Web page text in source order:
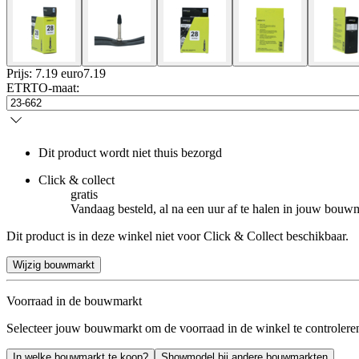
Prijs: 7.19 euro7.19
ETRTO-maat:
Dit product wordt niet thuis bezorgd
Click & collect
gratis
Vandaag besteld, al na een uur af te halen in jouw
Dit product is in deze winkel niet voor Click & Collect beschikbaar.
Wijzig bouwmarkt
Voorraad in de bouwmarkt
Selecteer jouw bouwmarkt om de voorraad in de winkel te